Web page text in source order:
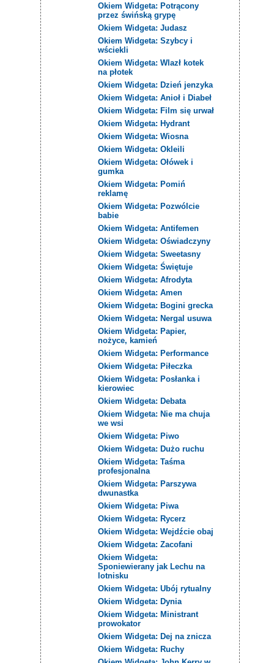
Okiem Widgeta: Potrącony
przez świńską grypę
Okiem Widgeta: Judasz
Okiem Widgeta: Szybcy i
wściekli
Okiem Widgeta: Wlazł kotek
na płotek
Okiem Widgeta: Dzień jenzyka
Okiem Widgeta: Anioł i Diabeł
Okiem Widgeta: Film się urwał
Okiem Widgeta: Hydrant
Okiem Widgeta: Wiosna
Okiem Widgeta: Okleili
Okiem Widgeta: Ołówek i
gumka
Okiem Widgeta: Pomiń
reklamę
Okiem Widgeta: Pozwólcie
babie
Okiem Widgeta: Antifemen
Okiem Widgeta: Oświadczyny
Okiem Widgeta: Sweetasny
Okiem Widgeta: Świętuje
Okiem Widgeta: Afrodyta
Okiem Widgeta: Amen
Okiem Widgeta: Bogini grecka
Okiem Widgeta: Nergal usuwa
Okiem Widgeta: Papier,
nożyce, kamień
Okiem Widgeta: Performance
Okiem Widgeta: Piłeczka
Okiem Widgeta: Posłanka i
kierowiec
Okiem Widgeta: Debata
Okiem Widgeta: Nie ma chuja
we wsi
Okiem Widgeta: Piwo
Okiem Widgeta: Dużo ruchu
Okiem Widgeta: Taśma
profesjonalna
Okiem Widgeta: Parszywa
dwunastka
Okiem Widgeta: Piwa
Okiem Widgeta: Rycerz
Okiem Widgeta: Wejdźcie obaj
Okiem Widgeta: Zacofani
Okiem Widgeta:
Sponiewierany jak Lechu na
lotnisku
Okiem Widgeta: Ubój rytualny
Okiem Widgeta: Dynia
Okiem Widgeta: Ministrant
prowokator
Okiem Widgeta: Dej na znicza
Okiem Widgeta: Ruchy